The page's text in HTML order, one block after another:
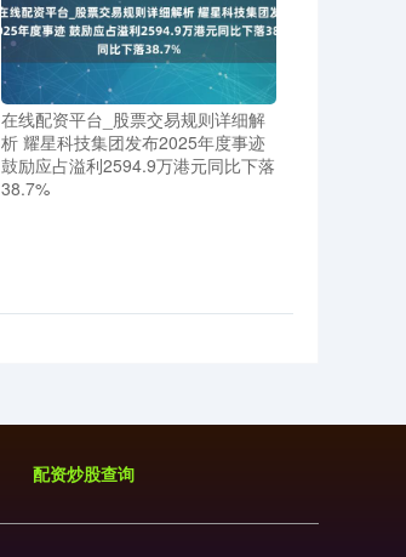
在线配资平台_股票交易规则详细解
析 耀星科技集团发布2025年度事迹
鼓励应占溢利2594.9万港元同比下落
38.7%
配资炒股查询